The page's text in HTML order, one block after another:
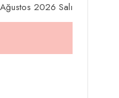
2026 Salı